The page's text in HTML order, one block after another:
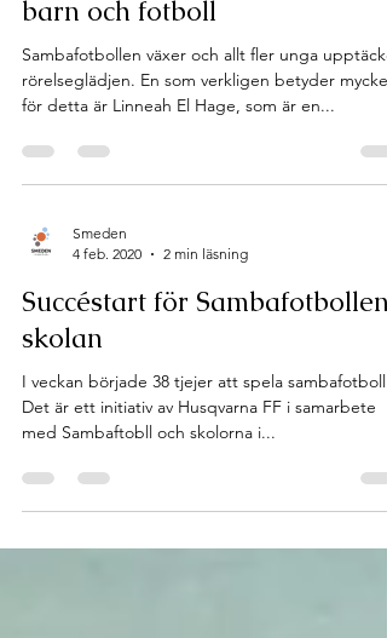
Hon brinner för Huskvarna,
barn och fotboll
Sambafotbollen växer och allt fler unga
för detta är Linneah El Hage, som är en...
4 feb. 2020
2 min läsning
Succéstart för Sambafotbollen i
skolan
I veckan började 38 tjejer att spela sambafotboll.
med Sambaftobll och skolorna i...